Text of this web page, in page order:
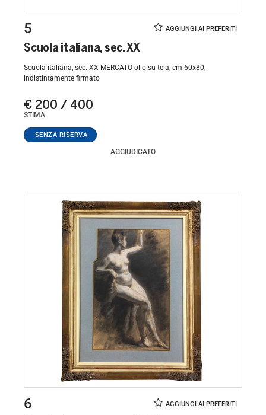
5
Scuola italiana, sec. XX
Scuola italiana, sec. XX MERCATO olio su tela, cm 60x80,
indistintamente firmato
€ 200 / 400
STIMA
AGGIUDICATO
6